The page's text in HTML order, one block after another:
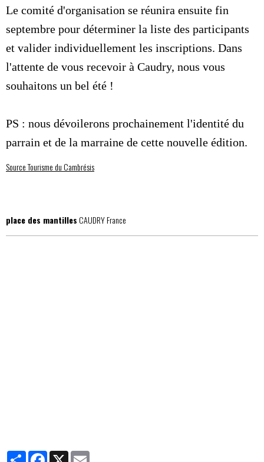
Le comité d'organisation se réunira ensuite fin
septembre pour déterminer la liste des participants
et valider individuellement les inscriptions. Dans
l'attente de vous recevoir à Caudry, nous vous
souhaitons un bel été !
PS : nous dévoilerons prochainement l'identité du
parrain et de la marraine de cette nouvelle édition.
Source Tourisme du Cambrésis
place des mantillesCAUDRY France
PartagerFacebook
X